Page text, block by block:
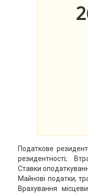
Податкове
резидентності;
Ставки
Майнові податки,
Врахування